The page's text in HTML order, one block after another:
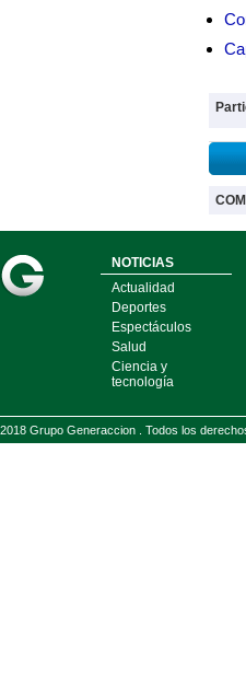
NOTICIAS
Actualidad
Deportes
Espectáculos
Salud
Ciencia y
tecnología
2018 Grupo Generaccion . Todos los